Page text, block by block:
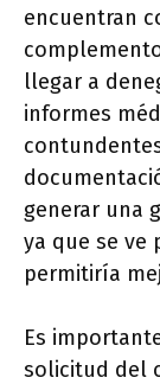
encuentran
llegar a
informes
generar una
ya que se ve
permitiría
Es
solicitud del